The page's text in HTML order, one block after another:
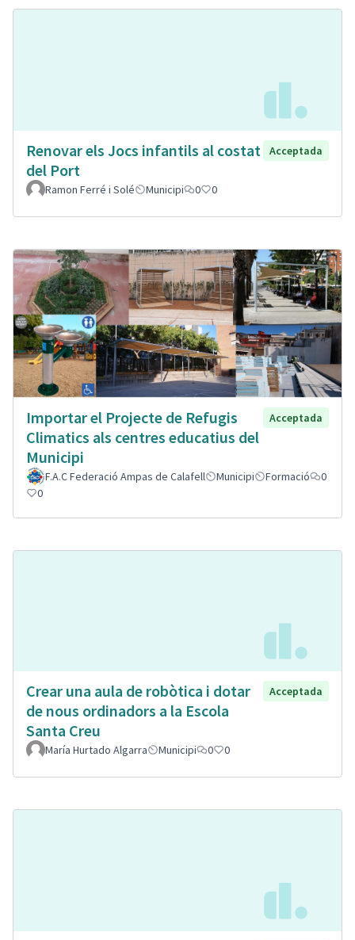
Renovar els Jocs infantils al costat
del Port
Acceptada
Ramon Ferré i Solé Municipi 0 0
Importar el Projecte de Refugis
Climatics als centres educatius del
Municipi
Acceptada
F.A.C Federació Ampas de Calafell Municipi Formació
0
0
Crear una aula de robòtica i dotar
de nous ordinadors a la Escola
Santa Creu
Acceptada
María Hurtado Algarra Municipi 0 0